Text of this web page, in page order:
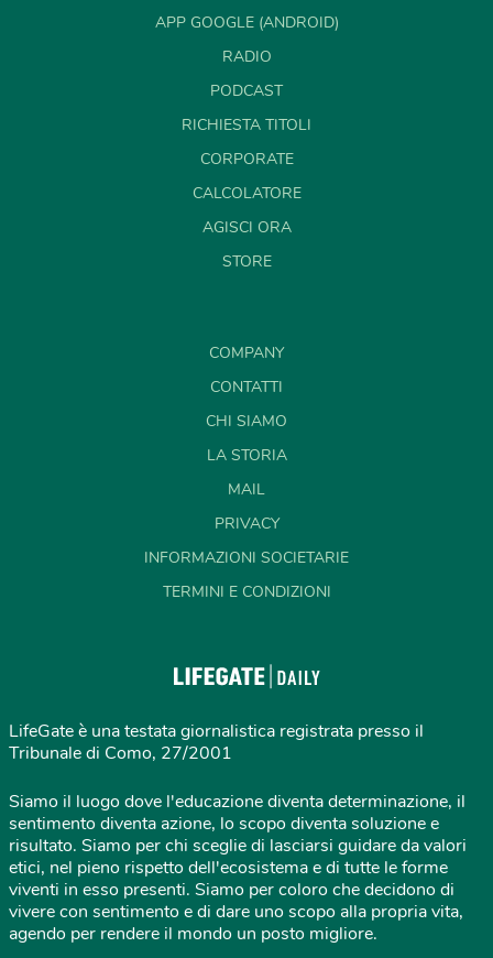
APP GOOGLE (ANDROID)
RADIO
PODCAST
RICHIESTA TITOLI
CORPORATE
CALCOLATORE
AGISCI ORA
STORE
COMPANY
CONTATTI
CHI SIAMO
LA STORIA
MAIL
PRIVACY
INFORMAZIONI SOCIETARIE
TERMINI E CONDIZIONI
LifeGate è una testata giornalistica registrata presso il
Tribunale di Como, 27/2001
Siamo il luogo dove l'educazione diventa determinazione, il
sentimento diventa azione, lo scopo diventa soluzione e
risultato. Siamo per chi sceglie di lasciarsi guidare da valori
etici, nel pieno rispetto dell'ecosistema e di tutte le forme
viventi in esso presenti. Siamo per coloro che decidono di
vivere con sentimento e di dare uno scopo alla propria vita,
agendo per rendere il mondo un posto migliore.